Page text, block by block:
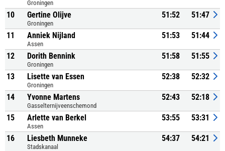
Groningen
10 Gertine Olijve
Groningen
51:52 51:47
11 Anniek Nijland
Assen
51:53 51:44
12 Dorith Bennink
Groningen
51:58 51:55
13 Lisette van Essen
Groningen
52:38 52:32
14 Yvonne Martens
Gasselternijveenschemond
52:43 52:18
15 Arlette van Berkel
Assen
53:55 53:31
16 Liesbeth Munneke
Stadskanaal
54:37 54:21